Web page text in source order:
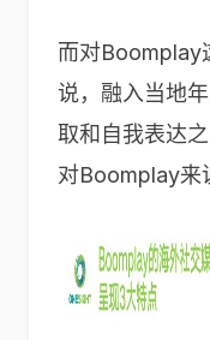
而对Boomplay
说，融入当地
取和自我表达
对Boomplay来